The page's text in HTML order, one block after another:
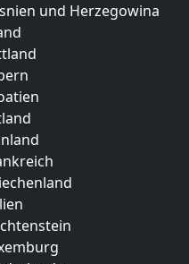
und Herzegowina